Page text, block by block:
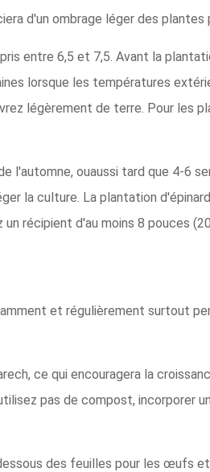
d'un ombrage léger des plantes
entre 6,5 et 7,5. Avant la
lorsque les températures
légèrement de terre. Pour les
l'automne, ouaussi tard que 4-6
la culture. La plantation
récipient d'au moins 8 pouces
et régulièrement surtout
ce qui encouragera la
pas de compost, incorporer
des feuilles pour les œufs